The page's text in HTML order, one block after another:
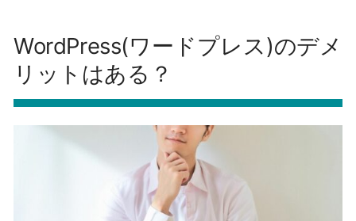
WordPress(ワードプレス)のデメ
リットはある？